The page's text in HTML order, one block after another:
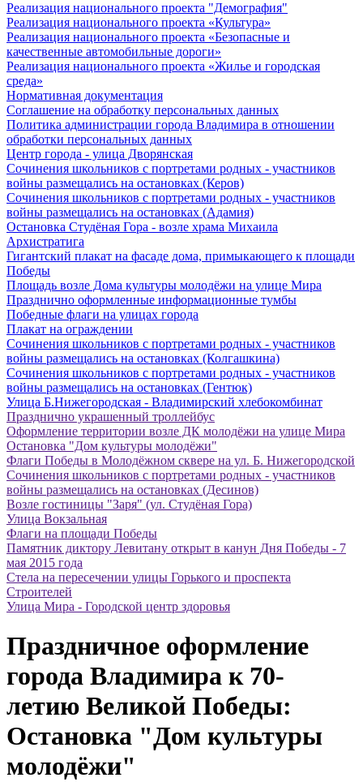
Реализация национального проекта "Демография"
Реализация национального проекта «Культура»
Реализация национального проекта «Безопасные и
качественные автомобильные дороги»
Реализация национального проекта «Жилье и городская
среда»
Нормативная документация
Соглашение на обработку персональных данных
Политика администрации города Владимира в отношении
обработки персональных данных
Центр города - улица Дворянская
Сочинения школьников с портретами родных - участников
войны размещались на остановках (Керов)
Сочинения школьников с портретами родных - участников
войны размещались на остановках (Адамия)
Остановка Студёная Гора - возле храма Михаила
Архистратига
Гигантский плакат на фасаде дома, примыкающего к площади
Победы
Площадь возле Дома культуры молодёжи на улице Мира
Празднично оформленные информационные тумбы
Победные флаги на улицах города
Плакат на ограждении
Сочинения школьников с портретами родных - участников
войны размещались на остановках (Колгашкина)
Сочинения школьников с портретами родных - участников
войны размещались на остановках (Гентюк)
Улица Б.Нижегородская - Владимирский хлебокомбинат
Празднично украшенный троллейбус
Оформление территории возле ДК молодёжи на улице Мира
Остановка "Дом культуры молодёжи"
Флаги Победы в Молодёжном сквере на ул. Б. Нижегородской
Сочинения школьников с портретами родных - участников
войны размещались на остановках (Десинов)
Возле гостиницы "Заря" (ул. Студёная Гора)
Улица Вокзальная
Флаги на площади Победы
Памятник диктору Левитану открыт в канун Дня Победы - 7
мая 2015 года
Стела на пересечении улицы Горького и проспекта
Строителей
Улица Мира - Городской центр здоровья
Праздничное оформление
города Владимира к 70-
летию Великой Победы:
Остановка "Дом культуры
молодёжи"